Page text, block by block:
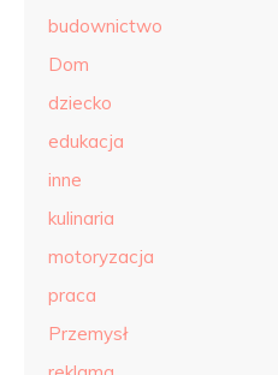
budownictwo
Dom
dziecko
edukacja
inne
kulinaria
motoryzacja
praca
Przemysł